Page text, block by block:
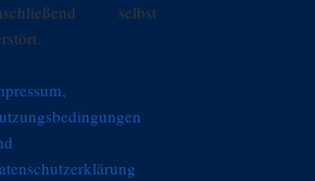
selbst